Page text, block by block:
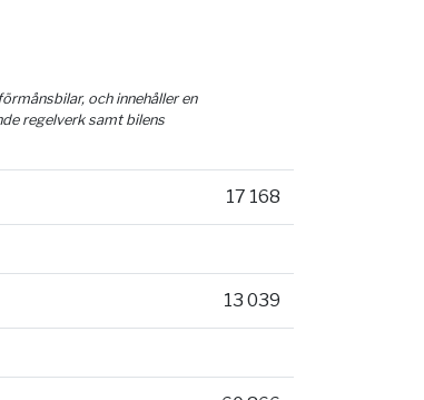
och innehåller en
regelverk samt bilens
17 168
13 039